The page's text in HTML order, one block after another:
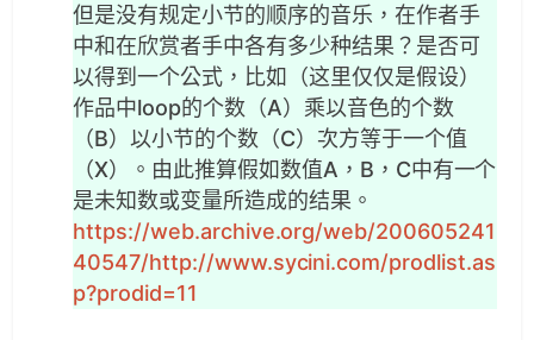
但是没有规定小节的顺序的音乐，在作者手
中和在欣赏者手中各有多少种结果？是否可
以得到一个公式，比如（这里仅仅是假设）
作品中loop的个数（A）乘以音色的个数
（B）以小节的个数（C）次方等于一个值
（X）。由此推算假如数值A，B，C中有一个
是未知数或变量所造成的结果。
https://web.archive.org/web/200605241
40547/http://www.sycini.com/prodlist.as
p?prodid=11